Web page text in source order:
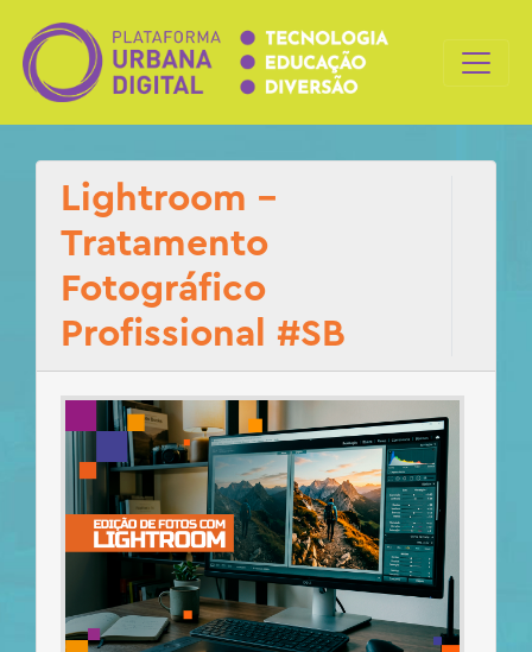
Lightroom –
Tratamento
Fotográfico
Profissional #SB